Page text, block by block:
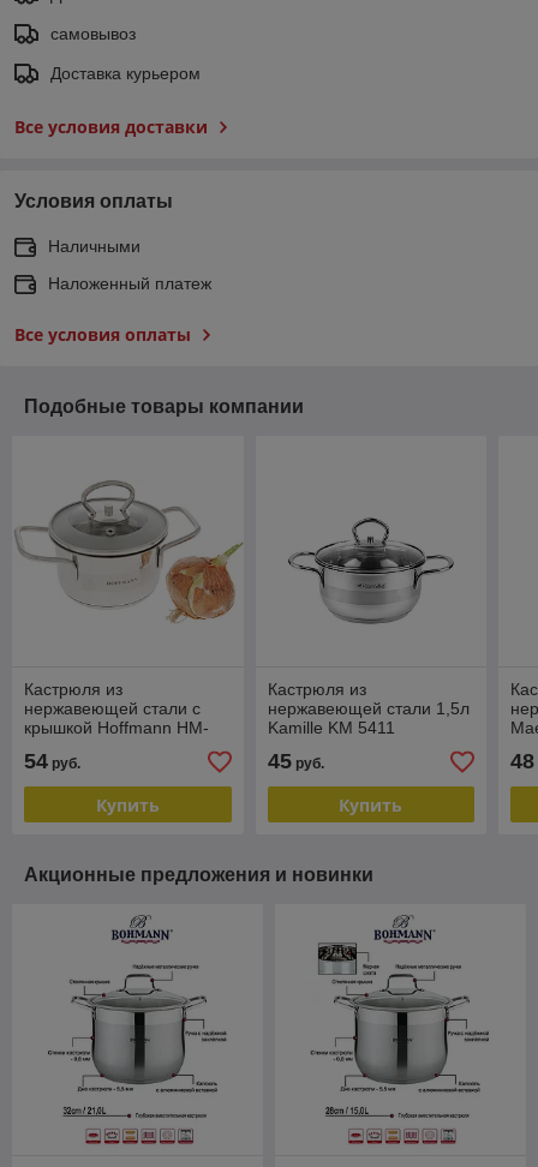
самовывоз
Доставка курьером
Все условия доставки
Условия оплаты
Наличными
Наложенный платеж
Все условия оплаты
Подобные товары компании
Кастрюля из
нержавеющей стали с
крышкой Hoffmann HM-
54 руб.
Купить
Кастрюля из
нержавеющей стали 1,5л
Kamille KM 5411
45руб.
Купить
48
Акционные предложения и новинки